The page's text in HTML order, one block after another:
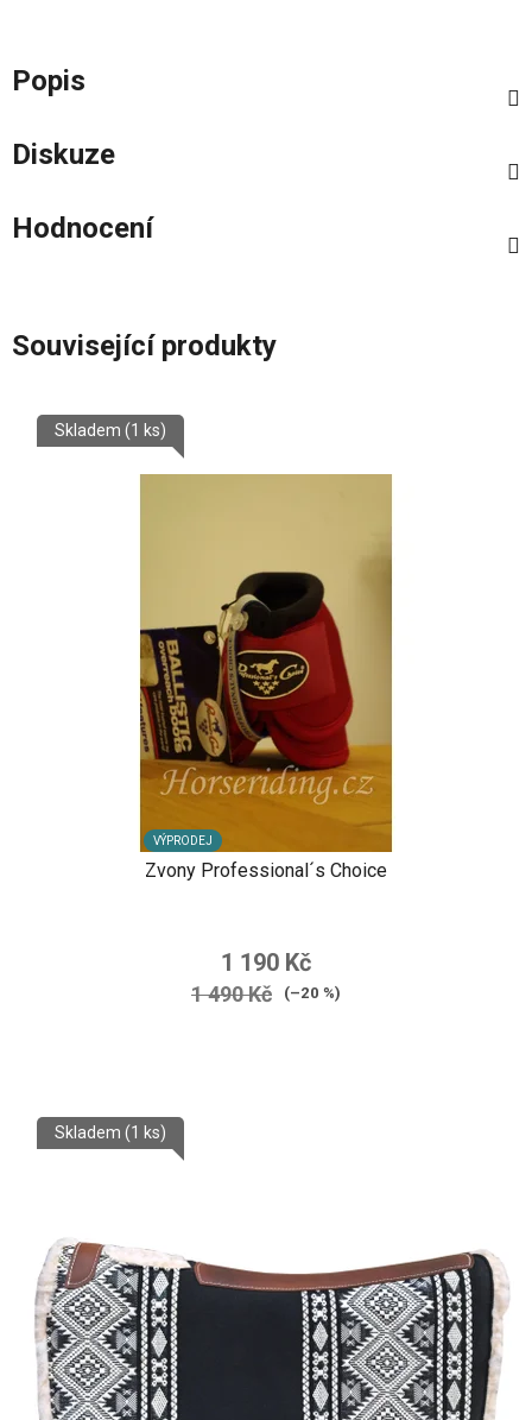
Popis
Diskuze
Hodnocení
Související produkty
VÝPRODEJ
Zvony Professional´s Choice
Skladem (1 ks)
1 190 Kč
1 490 Kč (–20 %)
Skladem (1 ks)